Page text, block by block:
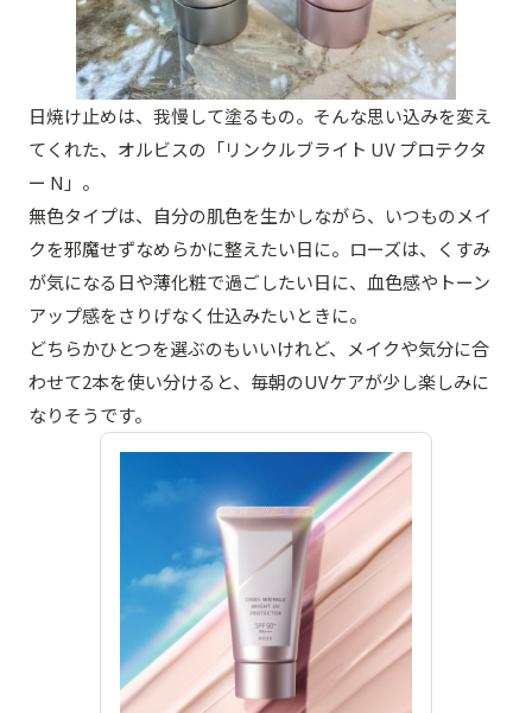
日焼け止めは、我慢して塗るもの。そんな思い込みを変え
てくれた、オルビスの「リンクルブライト UV プロテクタ
ー N」。
無色タイプは、自分の肌色を生かしながら、いつものメイ
クを邪魔せずなめらかに整えたい日に。ローズは、くすみ
が気になる日や薄化粧で過ごしたい日に、血色感やトーン
アップ感をさりげなく仕込みたいときに。
どちらかひとつを選ぶのもいいけれど、メイクや気分に合
わせて2本を使い分けると、毎朝のUVケアが少し楽しみに
なりそうです。